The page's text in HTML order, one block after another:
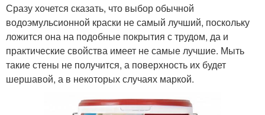
Сразу хочется сказать, что выбор обычной
водоэмульсионной краски не самый лучший, поскольку
ложится она на подобные покрытия с трудом, да и
практические свойства имеет не самые лучшие. Мыть
такие стены не получится, а поверхность их будет
шершавой, а в некоторых случаях маркой.